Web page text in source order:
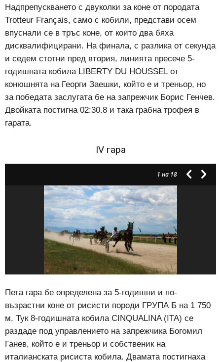
Надпрепускването с двуколки за коне от породата
Trotteur Français, само с кобили, представи осем
впуснали се в тръс коне, от които два бяха
дисквалифицирани. На финала, с разлика от секунда
и седем стотни пред втория, линията пресече 5-
годишната кобила LIBERTY DU HOUSSEL от
конюшнята на Георги Заешки, който е и треньор, но
за победата заслугата бе на запрежчик Борис Генчев.
Двойката постигна 02:30.8 и така грабна трофея в
гарата.
IV гара
1 на 18
Пета гара бе определена за 5-годишни и по-
възрастни коне от рисисти породи ГРУПА Б на 1 750
м. Тук 8-годишната кобила CINQUALINA (ITA) се
раздаде под управлението на запрежчика Богомил
Ганев, който е и треньор и собственик на
италианската рисиста кобила. Двамата постигнаха